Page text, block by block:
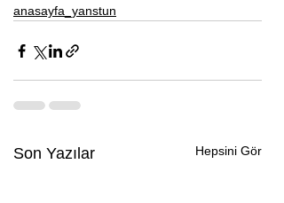
anasayfa_yanstun
Son Yazılar Hepsini Gör